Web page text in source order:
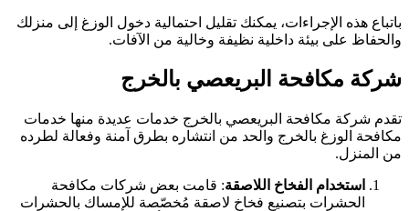
هذه الإجراءات، يمكنك تقليل احتمالية دخول الوزغ إلى منزلك
على بيئة داخلية نظيفة وخالية من الآفات.
مكافحة البريعصي بالخرج
شركة مكافحة البريعصي بالخرج خدمات عديدة منها خدمات
الوزغ بالخرج والحد من انتشاره بطرق آمنة وفعالة لطرده
المنزل.
استخدام الفخاخ اللاصقة: قامت بعض شركات مكافحة
الحشرات بتصنيع فخاخ لاصقة مُخصّصة للإمساك بالحشرات